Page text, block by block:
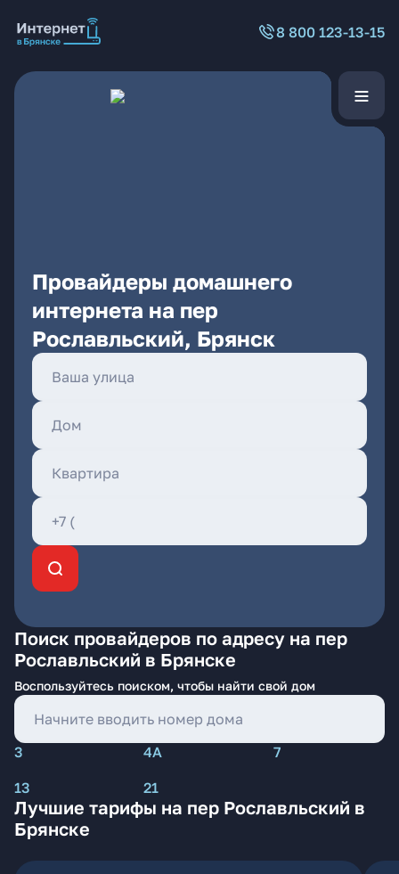
8 800 123-13-15
Провайдеры домашнего
интернета на пер
Рославльский, Брянск
Поиск провайдеров по адресу на пер
Рославльский в Брянске
Воспользуйтесь поиском, чтобы найти свой дом
3 4А
7
13
21
Лучшие тарифы на пер Рославльский в
Брянске